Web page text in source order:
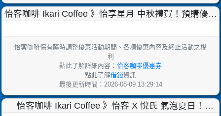
怡客咖啡 Ikari Coffee 》怡享星月 中秋禮賀！預購優惠
怡客咖啡保有隨時調整優惠活動期間、各項優惠內容及終止活動之權
利
點此了解詳細內容： 怡客咖啡優惠券
點此了解借錢資訊
最後更新時間：2026-08-09 13:29:14
怡客咖啡 Ikari Coffee 》怡客 X 悅氏 氣泡夏日！